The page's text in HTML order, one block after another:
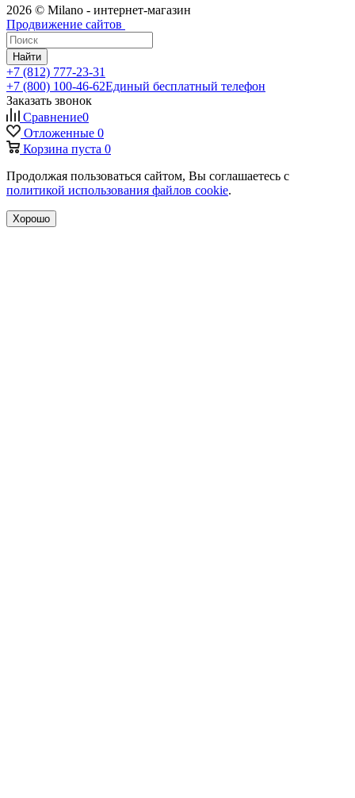
2026 © Milano - интернет-магазин
Продвижение сайтов
Найти
+7 (812) 777-23-31
+7 (800) 100-46-62Единый бесплатный телефон
Заказать звонок
Сравнение0
Отложенные 0
Корзина пуста 0
Продолжая пользоваться сайтом, Вы соглашаетесь с
политикой использования файлов cookie.
Хорошо